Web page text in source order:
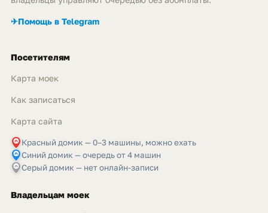
✈Помощь в Telegram
Посетителям
Карта моек
Как записаться
Карта сайта
Красный домик — 0–3 машины, можно ехать
Синий домик — очередь от 4 машин
Серый домик — нет онлайн-записи
Владельцам моек